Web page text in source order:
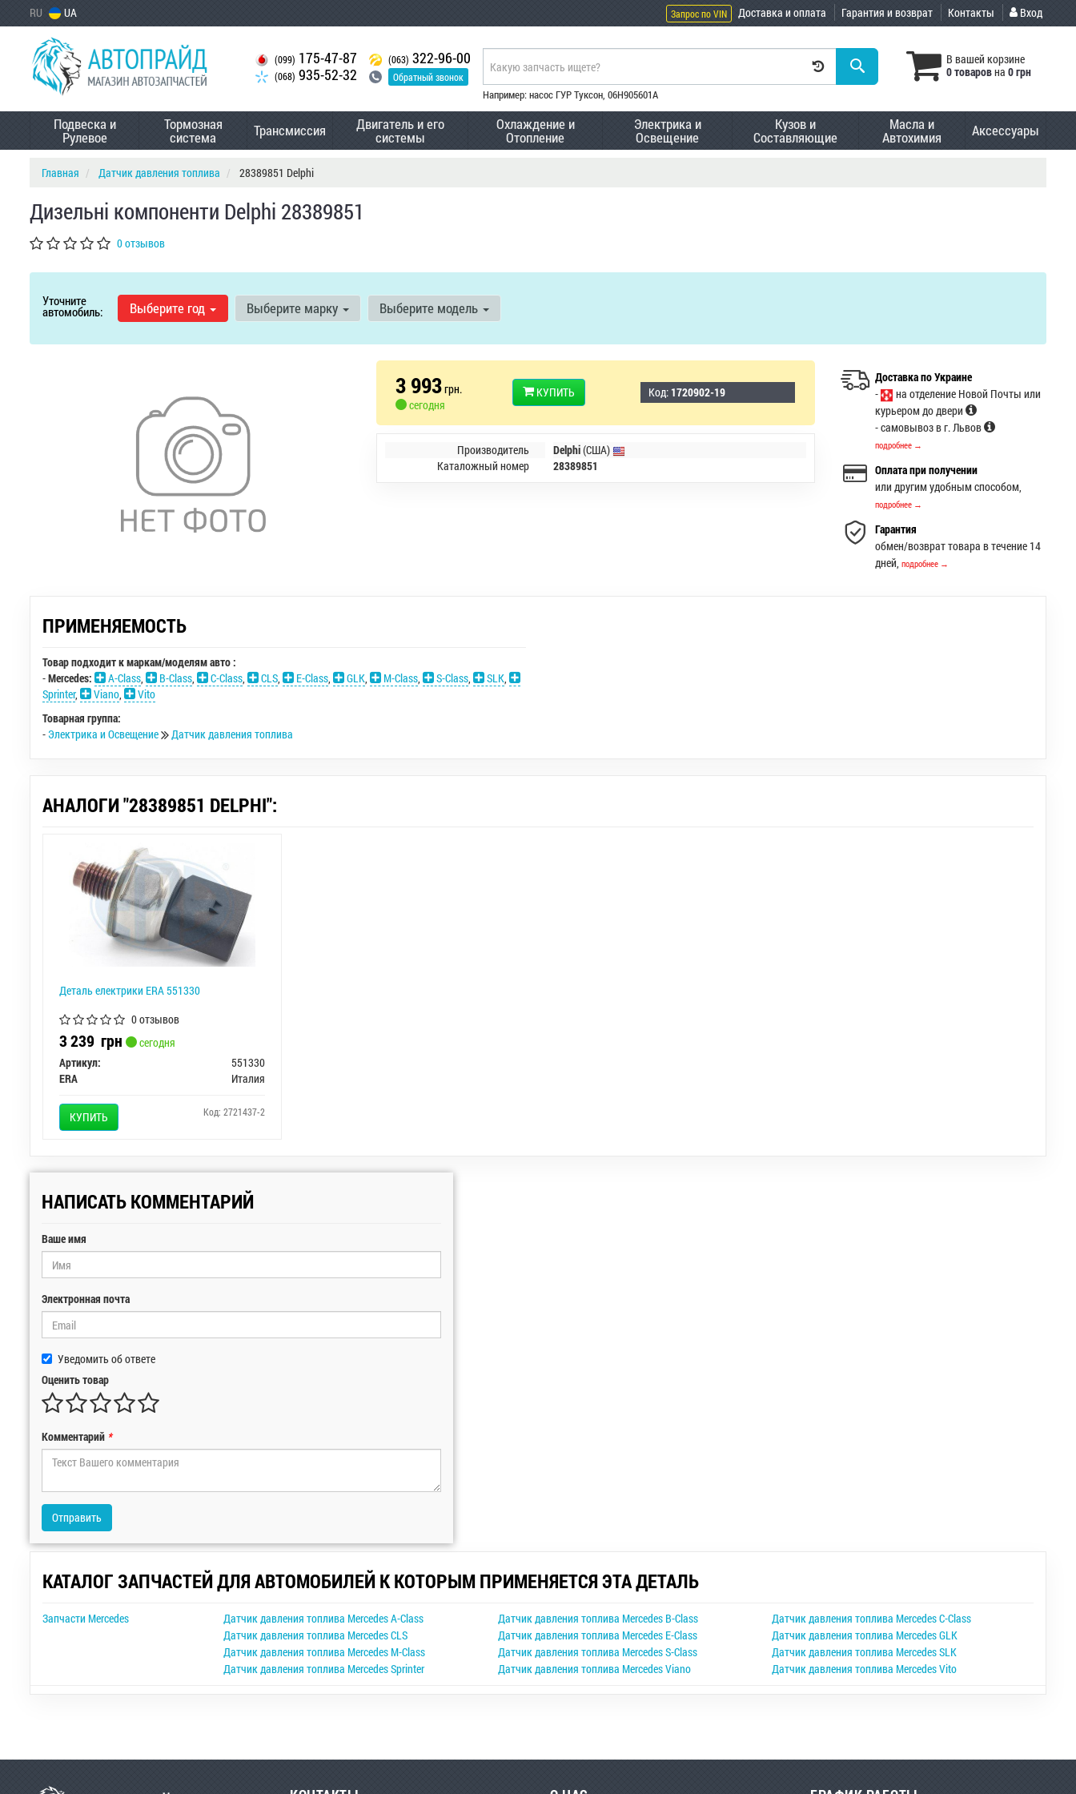
RU UA Запрос по VIN Доставка и оплата Гарантия и возврат Контакты Вход
(099) 175-47-87
(068) 935-52-32
(063) 322-96-00
Обратный звонок
В вашей корзине
0 товаровна 0 грн
Например: насос ГУР Туксон, 06H905601A
Подвеска и
Рулевое
Тормозная
система Трансмиссия Двигатель и его
системы
Охлаждение и
Отопление
Электрика и
Освещение
Кузов и
Составляющие
Масла и
Автохимия Аксессуары
Главная Датчик давления топлива 28389851 Delphi
Дизельні компоненти Delphi 28389851
0 отзывов
Уточните
автомобиль: Выберите год Выберите марку Выберите модель
3 993грн.
сегодня
КУПИТЬ Код: 1720902-19
Производитель Delphi(США)
Каталожный номер
28389851
Доставка по Украине
-
на отделение Новой Почты или
курьером до двери
- самовывоз в г. Львов
подробнее →
Оплата при получении
или другим удобным способом,
подробнее →
Гарантия
обмен/возврат товара в течение 14
дней,подробнее →
ПРИМЕНЯЕМОСТЬ
Товар подходит к маркам/моделям авто :
-Mercedes: A-Class, B-Class, C-Class, CLS, E-Class, GLK, M-Class, S-Class, SLK,
Sprinter, Viano,
Vito
Товарная группа:
- Электрика и Освещение Датчик давления топлива
АНАЛОГИ "28389851 DELPHI":
Деталь електрики ERA 551330
0 отзывов
3 239 грн
сегодня
Артикул:
551330
ERA
Италия
КУПИТЬ Код: 2721437-2
НАПИСАТЬ КОММЕНТАРИЙ
Ваше имя
Электронная почта
Уведомить об ответе
Оценить товар
Комментарий *
Отправить
КАТАЛОГ ЗАПЧАСТЕЙ ДЛЯ АВТОМОБИЛЕЙ К КОТОРЫМ ПРИМЕНЯЕТСЯ ЭТА ДЕТАЛЬ
Запчасти Mercedes Датчик давления топлива Mercedes A-Class Датчик давления топлива Mercedes B-Class
Датчик давления топлива Mercedes C-Class
Датчик давления топлива Mercedes CLS
Датчик давления топлива Mercedes E-Class
Датчик давления топлива Mercedes GLK
Датчик давления топлива Mercedes M-Class
Датчик давления топлива Mercedes S-Class
Датчик давления топлива Mercedes SLK
Датчик давления топлива Mercedes Sprinter
Датчик давления топлива Mercedes Viano Датчик давления топлива Mercedes Vito